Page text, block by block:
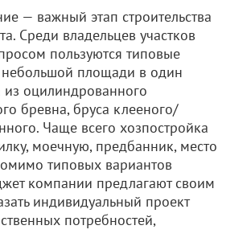
— важный этап строительства
Среди владельцев участков
пользуются типовые
небольшой площади в один
из оцилиндрованного
бревна, бруса клееного/
Чаще всего хозпостройка
моечную, предбанник, место
типовых вариантов
компании предлагают своим
индивидуальный проект
потребностей,